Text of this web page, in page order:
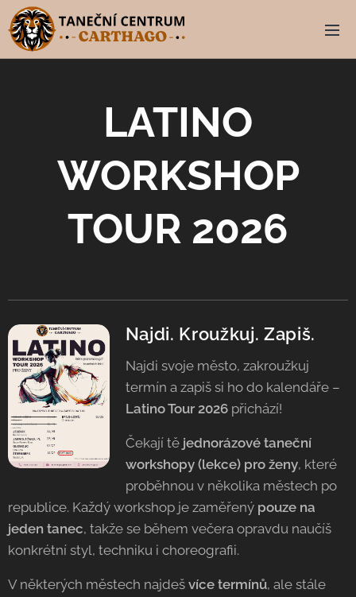
LATINO
WORKSHOP
TOUR 2026
Najdi. Kroužkuj. Zapiš.
Najdi svoje město, zakroužkuj
termín a zapiš si ho do kalendáře –
Latino Tour 2026přichází!
Čekají tě jednorázové taneční
workshopy (lekce) pro ženy, které
proběhnou v několika městech po
republice. Každý workshop je zaměřený pouze na
jeden tanec, takže se během večera opravdu naučíš
konkrétní styl, techniku i choreografii.
V některých městech najdeš více termínů, ale stále